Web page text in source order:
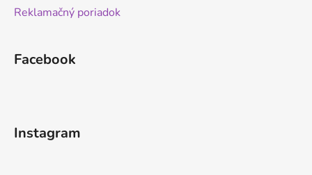
Reklamačný poriadok
Facebook
Instagram